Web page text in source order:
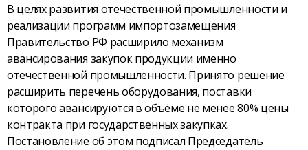
В целях развития отечественной промышленности и
реализации программ импортозамещения
Правительство РФ расширило механизм
авансирования закупок продукции именно
отечественной промышленности. Принято решение
расширить перечень оборудования, поставки
которого авансируются в объёме не менее 80% цены
контракта при государственных закупках.
Постановление об этом подписал Председатель